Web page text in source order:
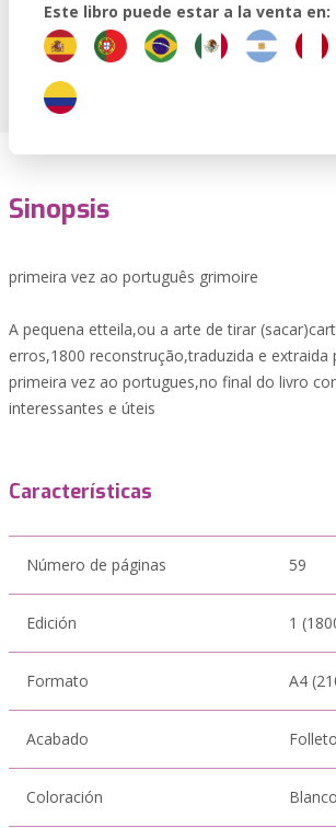
Este libro puede estar a la venta en:
Sinopsis
primeira vez ao português grimoire
A pequena etteila,ou a arte de tirar
erros,1800 reconstrução,traduzida e extraida
primeira vez ao portugues,no final do livro
interessantes e úteis
Características
Número de páginas 59
Edición 1
Formato A4
Acabado Folleto
Coloración